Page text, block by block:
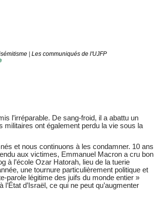
| Les communiqués de l'UJFP
l’irréparable. De sang-froid, il a abattu un
militaires ont également perdu la vie sous la
et nous continuons à les condamner. 10 ans
aux victimes, Emmanuel Macron a cru bon
à l’école Ozar Hatorah, lieu de la tuerie
une tournure particulièrement politique et
parole légitime des juifs du monde entier »
d’Israël, ce qui ne peut qu’augmenter